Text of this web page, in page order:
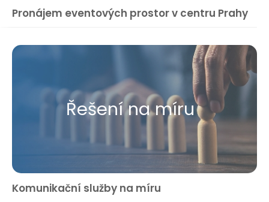
Pronájem eventových prostor v centru Prahy
Řešení na míru
Komunikační služby na míru